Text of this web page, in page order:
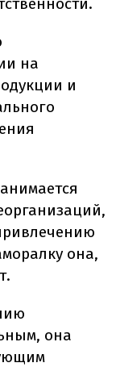
на
и
она,
она